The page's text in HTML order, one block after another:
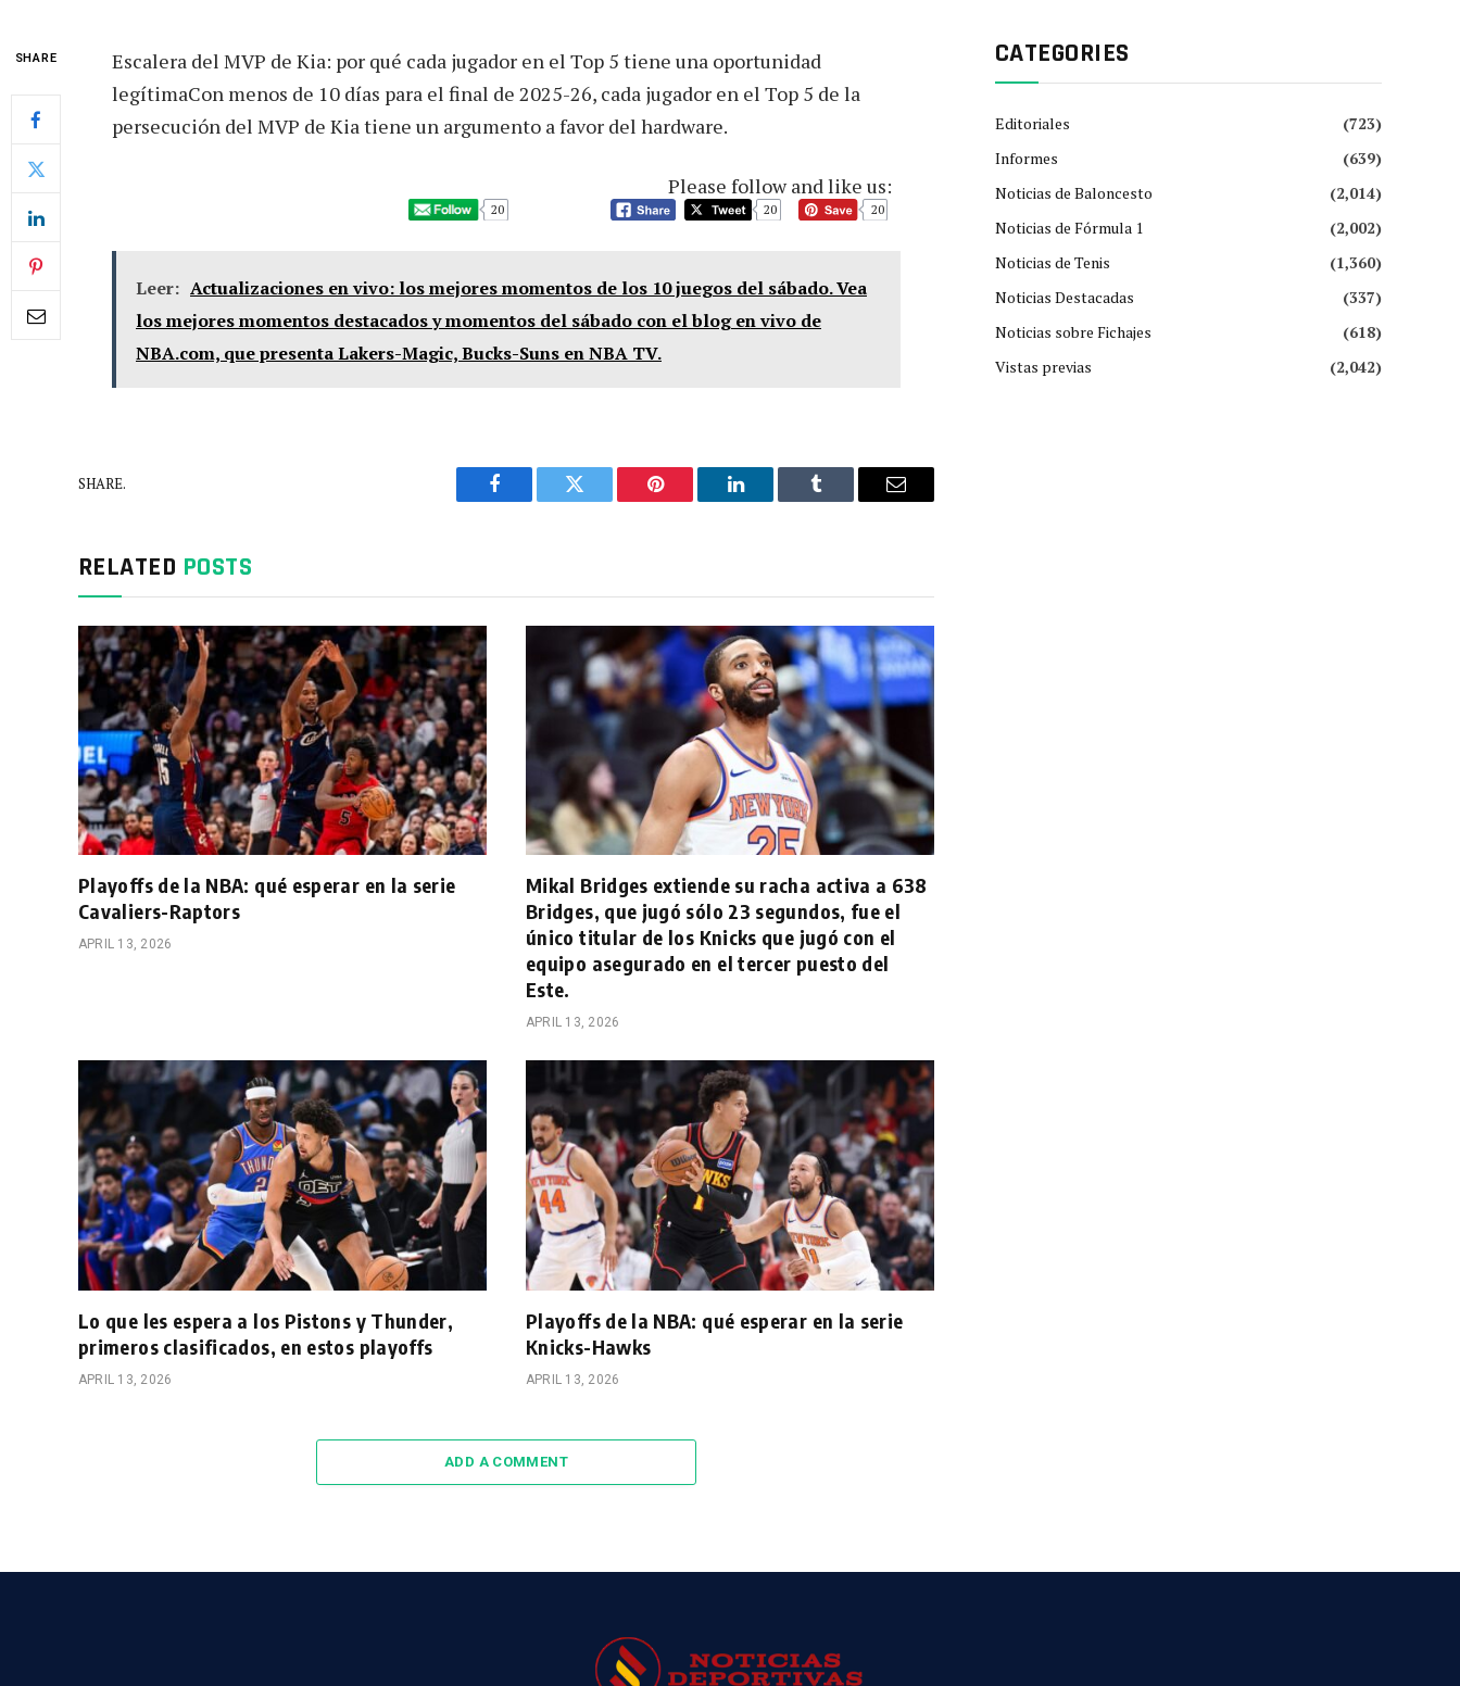
SHARE
Escalera del MVP de Kia: por qué cada jugador en el Top 5 tiene una oportunidad
legítimaCon menos de 10 días para el final de 2025-26, cada jugador en el Top 5 de la
persecución del MVP de Kia tiene un argumento a favor del hardware.
Please follow and like us:
20 20 20
Leer: Actualizaciones en vivo: los mejores momentos de los 10 juegos del sábado. Vea
los mejores momentos destacados y momentos del sábado con el blog en vivo de
NBA.com, que presenta Lakers-Magic, Bucks-Suns en NBA TV.
SHARE.
Facebook Twitter Pinterest LinkedIn Tumblr Email
RELATED POSTS
Playoffs de la NBA: qué esperar en la serie
Cavaliers-Raptors
APRIL 13, 2026
Mikal Bridges extiende su racha activa a 638
Bridges, que jugó sólo 23 segundos, fue el
único titular de los Knicks que jugó con el
equipo asegurado en el tercer puesto del
Este.
APRIL 13, 2026
Lo que les espera a los Pistons y Thunder,
primeros clasificados, en estos playoffs
APRIL 13, 2026
Playoffs de la NBA: qué esperar en la serie
Knicks-Hawks
APRIL 13, 2026
ADD A COMMENT
CATEGORIES
Editoriales
(723)
Informes
(639)
Noticias de Baloncesto
(2,014)
Noticias de Fórmula 1
(2,002)
Noticias de Tenis
(1,360)
Noticias Destacadas
(337)
Noticias sobre Fichajes
(618)
Vistas previas
(2,042)